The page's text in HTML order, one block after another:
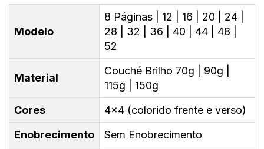
Modelo
8 Páginas | 12 | 16 | 20 | 24 |
28 | 32 | 36 | 40 | 44 | 48 |
52
Material
Couché Brilho 70g | 90g |
115g | 150g
Cores
4x4 (colorido frente e verso)
Enobrecimento
Sem Enobrecimento